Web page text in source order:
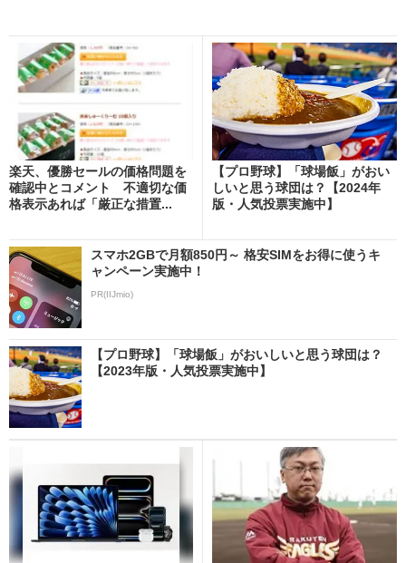
楽天、優勝セールの価格問題を
確認中とコメント 不適切な価
格表示あれば「厳正な措置...
【プロ野球】「球場飯」がおい
しいと思う球団は？【2024年
版・人気投票実施中】
スマホ2GBで月額850円～ 格安SIMをお得に使うキ
ャンペーン実施中！
PR(IIJmio)
【プロ野球】「球場飯」がおいしいと思う球団は？
【2023年版・人気投票実施中】